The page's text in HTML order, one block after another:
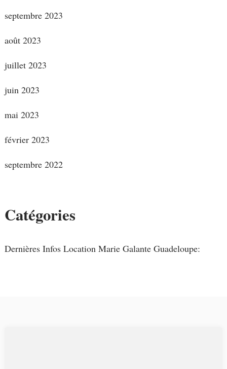
septembre 2023
août 2023
juillet 2023
juin 2023
mai 2023
février 2023
septembre 2022
Catégories
Dernières Infos Location Marie Galante Guadeloupe: